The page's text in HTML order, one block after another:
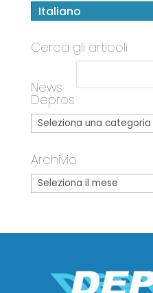
Italiano
Cerca gli articoli
News
Depros
Archivio